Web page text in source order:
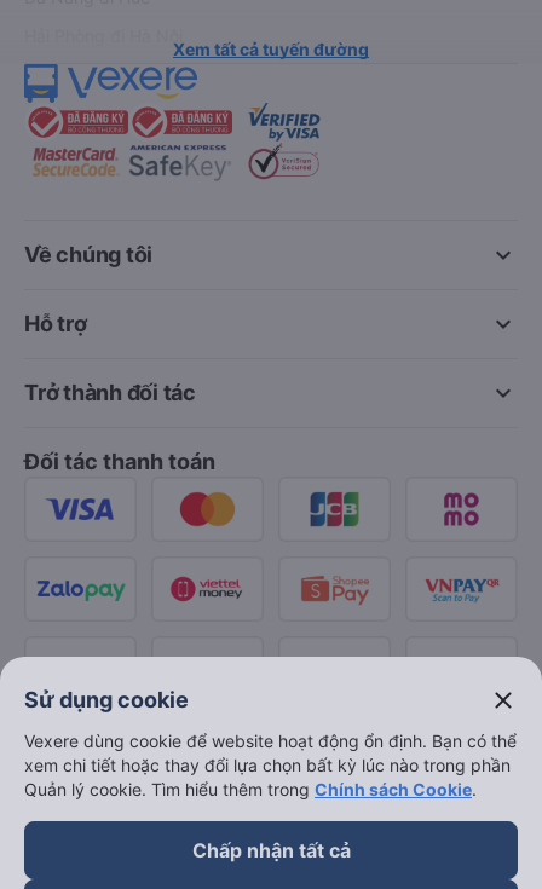
Xem tất cả tuyến đường
keyboard_arrow_down
Về chúng tôi
keyboard_arrow_down
Hỗ trợ
keyboard_arrow_down
Trở thành đối tác
Đối tác thanh toán
Sử dụng cookie close
Vexere dùng cookie để website hoạt động ổn định. Bạn có thể
xem chi tiết hoặc thay đổi lựa chọn bất kỳ lúc nào trong phần
Quản lý cookie. Tìm hiểu thêm trong Chính sách Cookie.
Chấp nhận tất cả